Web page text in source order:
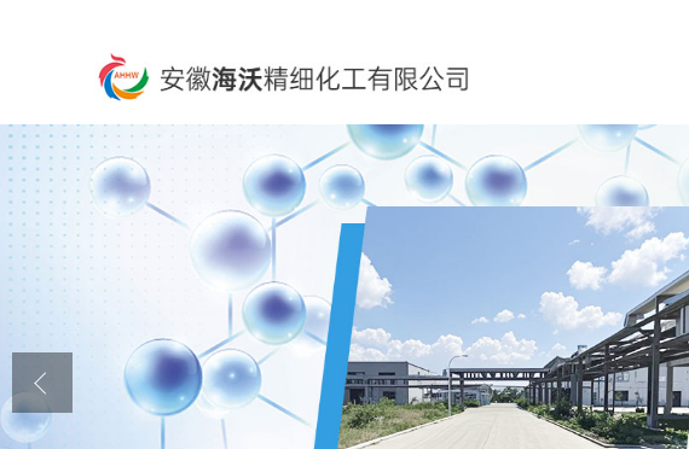
公司首页
公司介绍
公司动态
产品展厅
证书荣誉
联系方式
在线留言